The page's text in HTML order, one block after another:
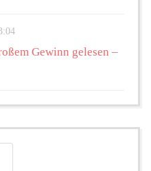
Gewinn gelesen –